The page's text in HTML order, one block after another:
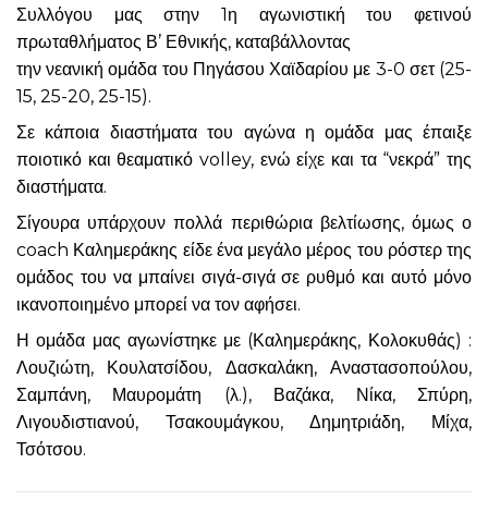
Συλλόγου μας στην 1η αγωνιστική του φετινού
πρωταθλήματος Β’ Εθνικής, καταβάλλοντας
την νεανική ομάδα του Πηγάσου Χαϊδαρίου με 3-0 σετ (25-
15, 25-20, 25-15).
Σε κάποια διαστήματα του αγώνα η ομάδα μας έπαιξε
ποιοτικό και θεαματικό volley, ενώ είχε και τα “νεκρά” της
διαστήματα.
Σίγουρα υπάρχουν πολλά περιθώρια βελτίωσης, όμως ο
coach Καλημεράκης είδε ένα μεγάλο μέρος του ρόστερ της
ομάδος του να μπαίνει σιγά-σιγά σε ρυθμό και αυτό μόνο
ικανοποιημένο μπορεί να τον αφήσει.
Η ομάδα μας αγωνίστηκε με (Καλημεράκης, Κολοκυθάς) :
Λουζιώτη, Κουλατσίδου, Δασκαλάκη, Αναστασοπούλου,
Σαμπάνη, Μαυρομάτη (λ.), Βαζάκα, Νίκα, Σπύρη,
Λιγουδιστιανού, Τσακουμάγκου, Δημητριάδη, Μίχα,
Τσότσου.